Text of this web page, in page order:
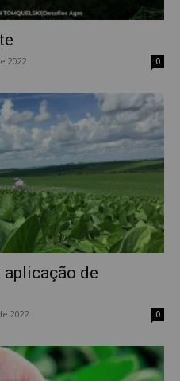
2022 0
aplicação de
2022 0